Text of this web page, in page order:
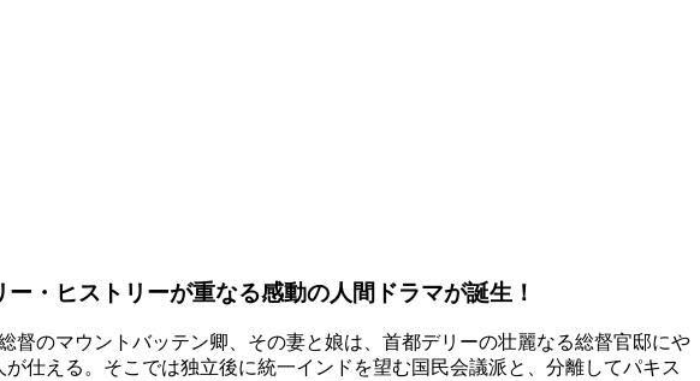
・ヒストリーが重なる感動の人間ドラマが誕生！
のマウントバッテン卿、その妻と娘は、首都デリーの壮麗なる総督官邸にや
仕える。そこでは独立後に統一インドを望む国民会議派と、分離してパキス